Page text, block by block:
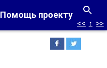
Помощь проекту
<< ↑ >>